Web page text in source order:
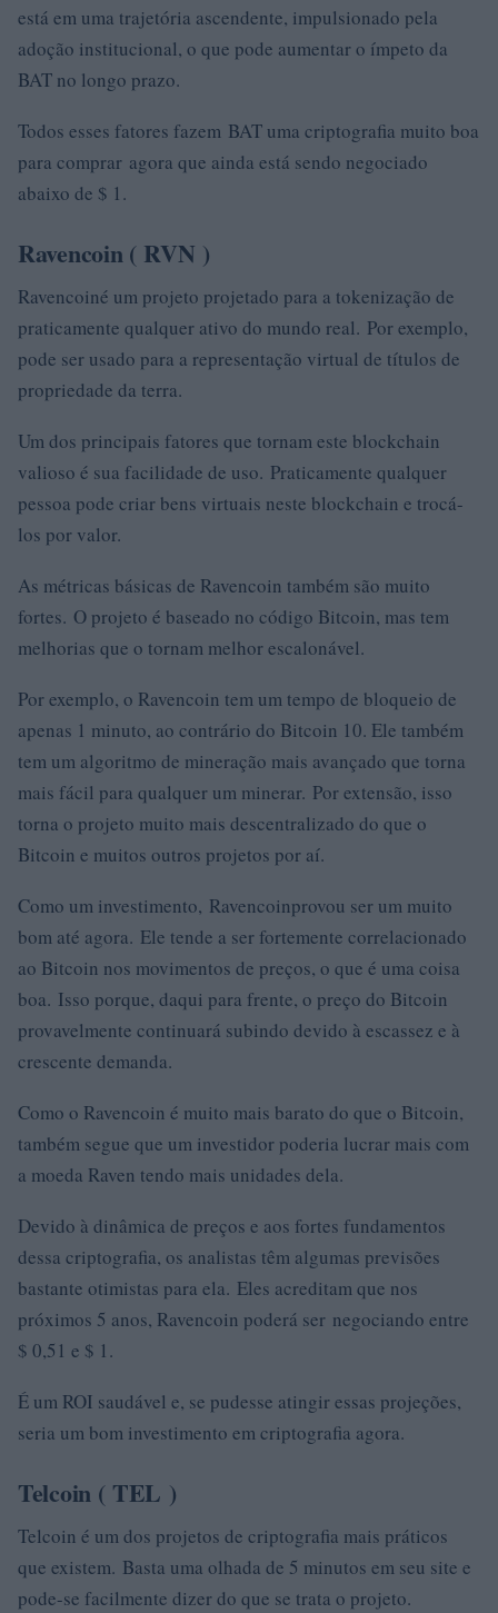
está em uma trajetória ascendente, impulsionado pela
adoção institucional, o que pode aumentar o ímpeto da
BAT no longo prazo.
Todos esses fatores fazem BAT uma criptografia muito boa
para comprar agora que ainda está sendo negociado
abaixo de $ 1.
Ravencoin ( RVN )
Ravencoiné um projeto projetado para a tokenização de
praticamente qualquer ativo do mundo real. Por exemplo,
pode ser usado para a representação virtual de títulos de
propriedade da terra.
Um dos principais fatores que tornam este blockchain
valioso é sua facilidade de uso. Praticamente qualquer
pessoa pode criar bens virtuais neste blockchain e trocá-
los por valor.
As métricas básicas de Ravencoin também são muito
fortes. O projeto é baseado no código Bitcoin, mas tem
melhorias que o tornam melhor escalonável.
Por exemplo, o Ravencoin tem um tempo de bloqueio de
apenas 1 minuto, ao contrário do Bitcoin 10. Ele também
tem um algoritmo de mineração mais avançado que torna
mais fácil para qualquer um minerar. Por extensão, isso
torna o projeto muito mais descentralizado do que o
Bitcoin e muitos outros projetos por aí.
Como um investimento, Ravencoinprovou ser um muito
bom até agora. Ele tende a ser fortemente correlacionado
ao Bitcoin nos movimentos de preços, o que é uma coisa
boa. Isso porque, daqui para frente, o preço do Bitcoin
provavelmente continuará subindo devido à escassez e à
crescente demanda.
Como o Ravencoin é muito mais barato do que o Bitcoin,
também segue que um investidor poderia lucrar mais com
a moeda Raven tendo mais unidades dela.
Devido à dinâmica de preços e aos fortes fundamentos
dessa criptografia, os analistas têm algumas previsões
bastante otimistas para ela. Eles acreditam que nos
próximos 5 anos, Ravencoin poderá ser negociando entre
$ 0,51 e $ 1.
É um ROI saudável e, se pudesse atingir essas projeções,
seria um bom investimento em criptografia agora.
Telcoin ( TEL )
Telcoin é um dos projetos de criptografia mais práticos
que existem. Basta uma olhada de 5 minutos em seu site e
pode-se facilmente dizer do que se trata o projeto.